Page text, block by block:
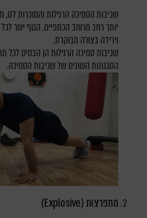
שכיבות הסמיכה הרגילות והמוכרות
יותר רחב מרוחב הכתפיים, הגוף ישר לכל
וירידה בצורה מבוקרת.
שכיבות סמיכה הרגילות הן הבסיס לכל
הסגנונות השונים של שכיבות הסמיכה.
מתפרצות (Explosive)